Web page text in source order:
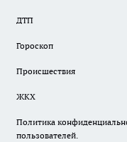
ДТП
Гороскоп
Происшествия
ЖКХ
Политика
пользователей.